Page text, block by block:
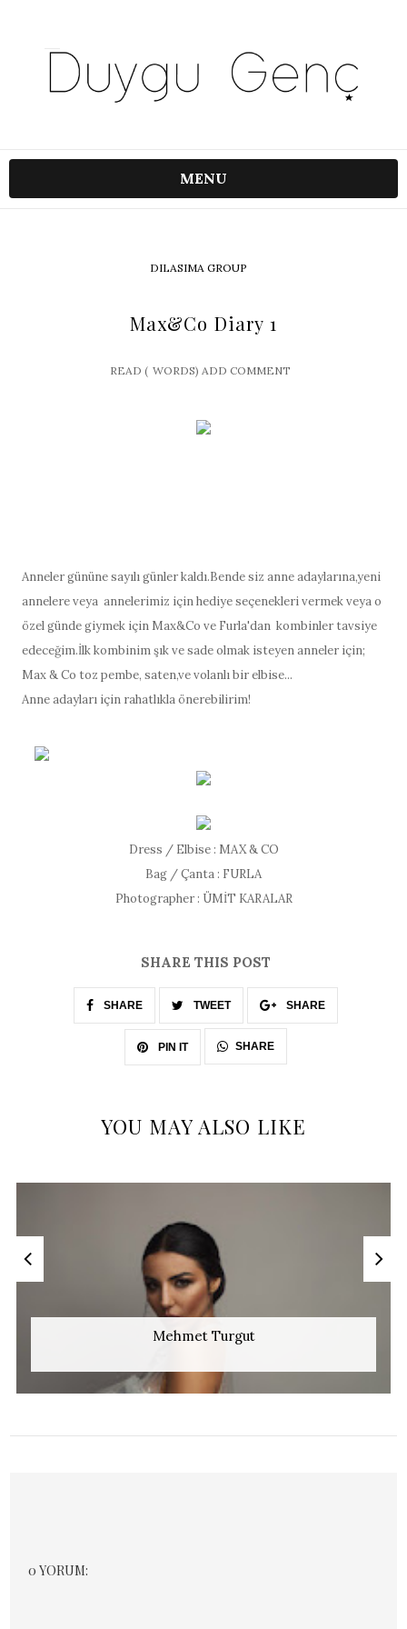
MENU
DILASIMA GROUP
Max&Co Diary 1
READ ( WORDS) ADD COMMENT
Anneler gününe sayılı günler kaldı.Bende siz anne adaylarına,yeni
annelere veya annelerimiz için hediye seçenekleri vermek veya o
özel günde giymek için Max&Co ve Furla'dan kombinler tavsiye
edeceğim.İlk kombinim şık ve sade olmak isteyen anneler için;
Max & Co toz pembe, saten,ve volanlı bir elbise...
Anne adayları için rahatlıkla önerebilirim!
Dress / Elbise : MAX & CO
Bag / Çanta : FURLA
Photographer : ÜMİT KARALAR
SHARE THIS POST
SHARE TWEET SHARE
PIN IT SHARE
YOU MAY ALSO LIKE
Mehmet Turgut
0 YORUM: